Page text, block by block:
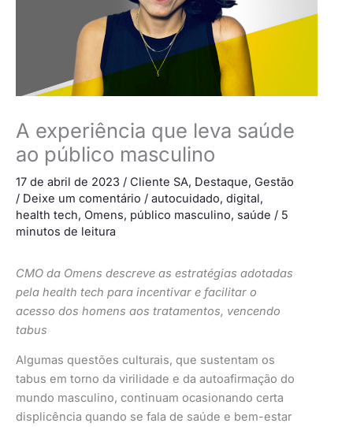
A experiência que leva saúde
ao público masculino
17 de abril de 2023 / Cliente SA, Destaque, Gestão
/ Deixe um comentário / autocuidado, digital,
health tech, Omens, público masculino, saúde / 5
minutos de leitura
CMO da Omens descreve as estratégias adotadas
pela health tech para incentivar e facilitar o
acesso dos homens aos tratamentos, vencendo
tabus
Algumas questões culturais, que sustentam os
tabus em torno da virilidade e da autoafirmação do
mundo masculino, continuam ocasionando certa
displicência quando se fala de saúde e bem-estar